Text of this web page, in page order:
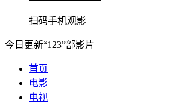
扫码手机观影
今日更新“123”部影片
首页
电影
电视